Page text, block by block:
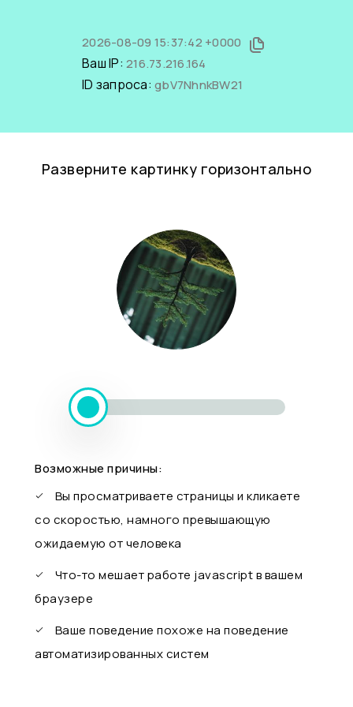
2026-08-09 15:37:42 +0000
Ваш IP: 216.73.216.164
ID запроса: gbV7NhnkBW21
Разверните картинку горизонтально
Возможные причины:
Вы просматриваете страницы и кликаете
со скоростью, намного превышающую
ожидаемую от человека
Что-то мешает работе javascript в вашем
браузере
Ваше поведение похоже на поведение
автоматизированных систем